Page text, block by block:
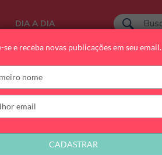
DIA A DIA
se e receba novas publicações em seu email.
CADASTRAR